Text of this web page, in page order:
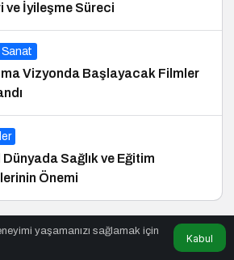
ve İyileşme Süreci
Sanat
Vizyonda Başlayacak Filmler
Sağlık ve Eğitim
Önemi
yaşamanızı sağlamak için
Kabul